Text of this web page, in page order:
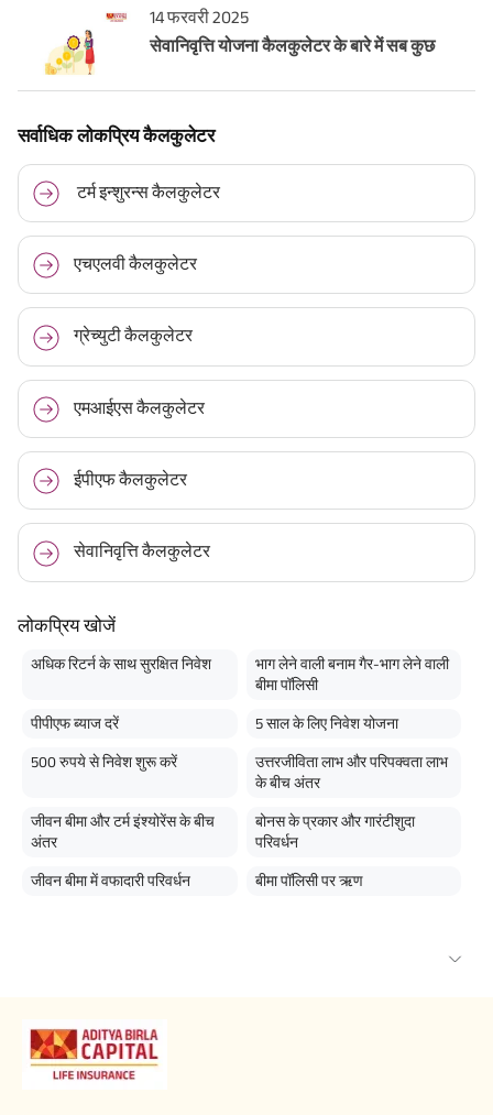
14 फरवरी 2025
सेवानिवृत्ति योजना कैलकुलेटर के बारे में सब कुछ
सर्वाधिक लोकप्रिय कैलकुलेटर
टर्म इन्शुरन्स कैलकुलेटर
एचएलवी कैलकुलेटर
ग्रेच्युटी कैलकुलेटर
एमआईएस कैलकुलेटर
ईपीएफ कैलकुलेटर
सेवानिवृत्ति कैलकुलेटर
लोकप्रिय खोजें
अधिक रिटर्न के साथ सुरक्षित निवेश
भाग लेने वाली बनाम गैर-भाग लेने वाली
बीमा पॉलिसी
पीपीएफ ब्याज दरें 5 साल के लिए निवेश योजना
500 रुपये से निवेश शुरू करें
उत्तरजीविता लाभ और परिपक्वता लाभ
के बीच अंतर
जीवन बीमा और टर्म इंश्योरेंस के बीच
अंतर
बोनस के प्रकार और गारंटीशुदा
परिवर्धन
जीवन बीमा में वफादारी परिवर्धन बीमा पॉलिसी पर ऋण